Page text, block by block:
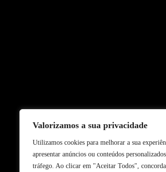
Valorizamos a sua privacidade
Utilizamos cookies para melhorar a sua
apresentar anúncios ou conteúdos
tráfego. Ao clicar em "Aceitar Todos",